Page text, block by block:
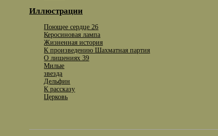
Иллюстрации
Поющее сердце 26
Керосиновая лампа
Жизненная история
К произведению Шахматная партия
О лишениях 39
Милые
звезда
Дельфин
К рассказу
Церковь